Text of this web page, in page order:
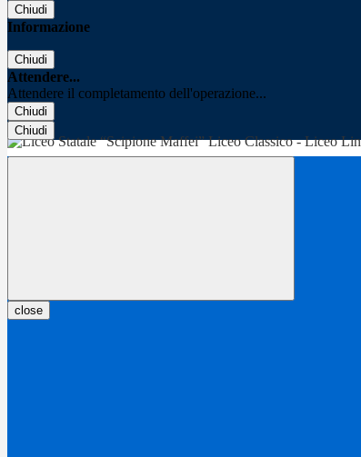
Chiudi
Informazione
Chiudi
Attendere...
Attendere il completamento dell'operazione...
Chiudi
Chiudi
close